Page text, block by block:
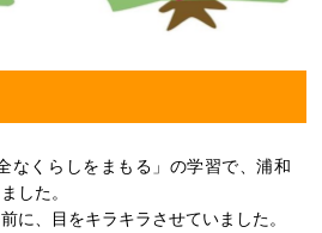
くらしをまもる」の学習で、浦和
した。
に、目をキラキラさせていました。